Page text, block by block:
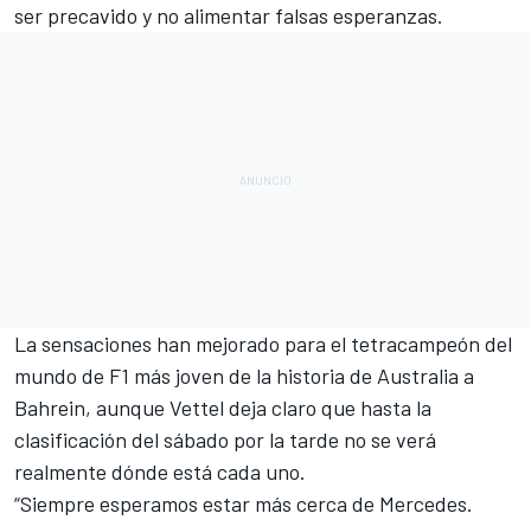
ser precavido y no alimentar falsas esperanzas.
La sensaciones han mejorado para el tetracampeón del
mundo de F1 más joven de la historia de Australia a
Bahrein, aunque Vettel deja claro que hasta la
clasificación del sábado por la tarde no se verá
realmente dónde está cada uno.
“Siempre esperamos estar más cerca de Mercedes.